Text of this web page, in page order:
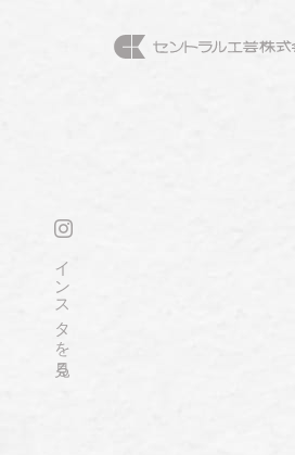
インスタを見る